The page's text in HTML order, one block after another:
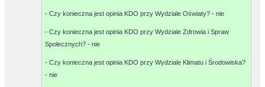
- Czy konieczna jest opinia KDO przy Wydziale Oświaty? -nie
- Czy konieczna jest opinia KDO przy Wydziale Zdrowia i Spraw
Społecznych? -nie
- Czy konieczna jest opinia KDO przy Wydziale Klimatu i Środowiska?
-nie